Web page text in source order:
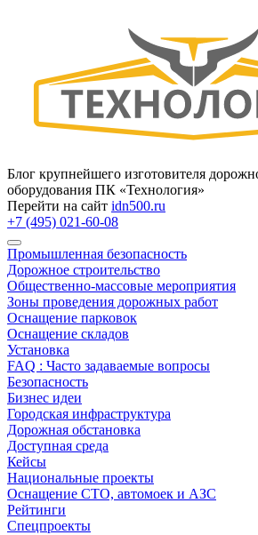
Блог крупнейшего изготовителя
оборудования ПК «Технология»
Перейти на сайт idn500.ru
+7 (495) 021-60-08
Промышленная безопасность
Дорожное строительство
Общественно‑массовые мероприятия
Зоны проведения дорожных работ
Оснащение парковок
Оснащение складов
Установка
FAQ : Часто задаваемые вопросы
Безопасность
Бизнес идеи
Городская инфраструктура
Дорожная обстановка
Доступная среда
Кейсы
Национальные проекты
Оснащение СТО, автомоек и АЗС
Рейтинги
Спецпроекты